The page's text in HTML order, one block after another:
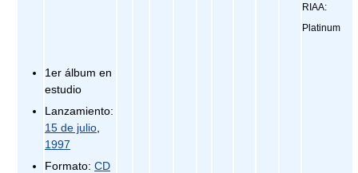
1er álbum en
estudio
Lanzamiento:
15 de julio
1997
Formato: CD
RIAA:
Platinum